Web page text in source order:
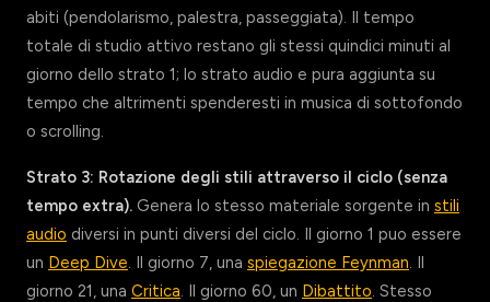
abiti (pendolarismo, palestra, passeggiata). Il tempo
totale di studio attivo restano gli stessi quindici minuti al
giorno dello strato 1; lo strato audio e pura aggiunta su
tempo che altrimenti spenderesti in musica di sottofondo
o scrolling.
Strato 3: Rotazione degli stili attraverso il ciclo (senza
tempo extra). Genera lo stesso materiale sorgente in stili
audio diversi in punti diversi del ciclo. Il giorno 1 puo essere
un Deep Dive. Il giorno 7, una spiegazione Feynman. Il
giorno 21, una Critica. Il giorno 60, un Dibattito. Stesso